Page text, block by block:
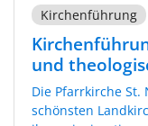
Kirchenführung
und
Die Pfarrkirche
schönsten